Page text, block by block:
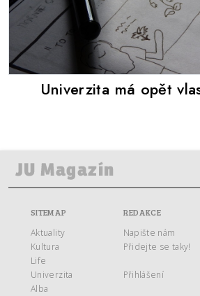
Univerzita má opět
SITEMAP
Aktuality
Kultura
Life
Univerzita
Alba
REDAKCE
Napište nám
Přidejte se taky!
Přihlášení